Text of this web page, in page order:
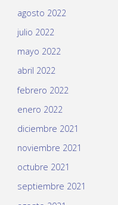
agosto 2022
julio 2022
mayo 2022
abril 2022
febrero 2022
enero 2022
diciembre 2021
noviembre 2021
octubre 2021
septiembre 2021